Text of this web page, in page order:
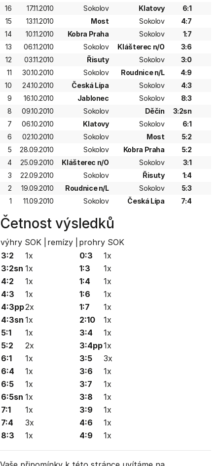
16
17.11.2010 Sokolov Klatovy
6:1
15
13.11.2010 Most Sokolov
4:7
14
10.11.2010 Kobra Praha Sokolov
1:7
13
06.11.2010 Sokolov Klášterec n/O
3:6
12
03.11.2010 Řisuty Sokolov
3:0
11
30.10.2010 Sokolov Roudnice n/L
4:9
10
24.10.2010 Česká Lípa Sokolov
4:3
9
16.10.2010 Jablonec Sokolov
8:3
8
09.10.2010 Sokolov Děčín
3:2sn
7
06.10.2010 Klatovy Sokolov
6:1
6
02.10.2010 Sokolov Most
5:2
5
28.09.2010 Sokolov Kobra Praha
5:2
4
25.09.2010 Klášterec n/O Sokolov
3:1
3
22.09.2010 Sokolov Řisuty
1:4
2
19.09.2010 Roudnice n/L Sokolov
5:3
1
11.09.2010 Sokolov Česká Lípa 7:4
Četnost výsledků
výhry SOK | remízy |
prohry SOK
3:2
1x
3:2sn 1x
4:2
1x
4:3
1x
4:3pp2x
4:3sn 1x
5:1
1x
5:2
2x
6:1
1x
6:4
1x
6:5
1x
6:5sn 1x
7:1
1x
7:4
3x
8:3
1x
0:3
1x
1:3
1x
1:4
1x
1:6
1x
1:7
1x
2:10
1x
3:4
1x
3:4pp1x
3:5
3x
3:6
1x
3:7
1x
3:8
1x
3:9
1x
4:6
1x
4:9
1x